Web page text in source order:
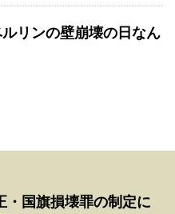
リンの壁崩壊の日なん
・国旗損壊罪の制定に